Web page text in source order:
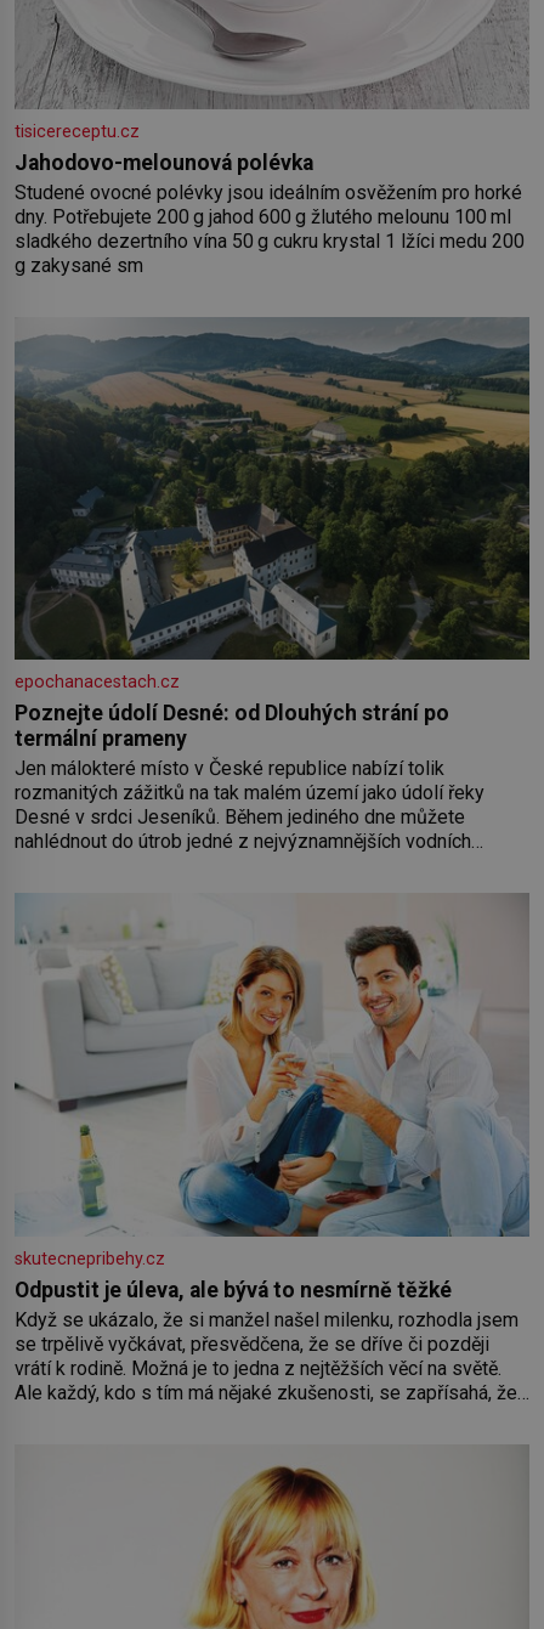
tisicereceptu.cz
Jahodovo-melounová polévka
Studené ovocné polévky jsou ideálním osvěžením pro horké
dny. Potřebujete 200 g jahod 600 g žlutého melounu 100 ml
sladkého dezertního vína 50 g cukru krystal 1 lžíci medu 200
g zakysané sm
epochanacestach.cz
Poznejte údolí Desné: od Dlouhých strání po
termální prameny
Jen málokteré místo v České republice nabízí tolik
rozmanitých zážitků na tak malém území jako údolí řeky
Desné v srdci Jeseníků. Během jediného dne můžete
nahlédnout do útrob jedné z nejvýznamnějších vodních
koloběžce a den zakončit poznáváním památek ve Velkých
skutecnepribehy.cz
Odpustit je úleva, ale bývá to nesmírně těžké
Když se ukázalo, že si manžel našel milenku, rozhodla jsem
se trpělivě vyčkávat, přesvědčena, že se dříve či později
vrátí k rodině. Možná je to jedna z nejtěžších věcí na světě.
Ale každý, kdo s tím má nějaké zkušenosti, se zapřísahá, že